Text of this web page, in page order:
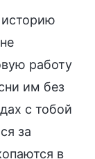
работу
им без
с тобой
за
в